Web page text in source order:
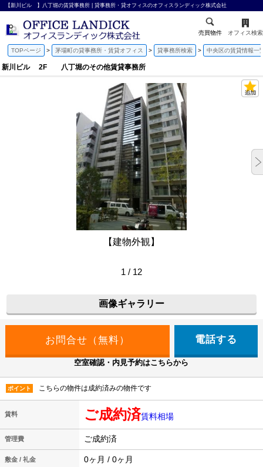
【新川ビル 】八丁堀の賃貸事務所 | 貸事務所・貸オフィスのオフィスランディック株式会社
売買物件 オフィス検索
TOPページ 茅場町の貸事務所・賃貸オフィス 貸事務所検索 中央区の賃貸情報一
新川ビル 2F 八丁堀のその他賃貸事務所
【建物外観】
1 / 12
画像ギャラリー
電話する
空室確認・内見予約はこちらから
ポイント こちらの物件は成約済みの物件です
賃料 ご成約済賃料相場
管理費 ご成約済
敷金 / 礼金 0ヶ月 / 0ヶ月